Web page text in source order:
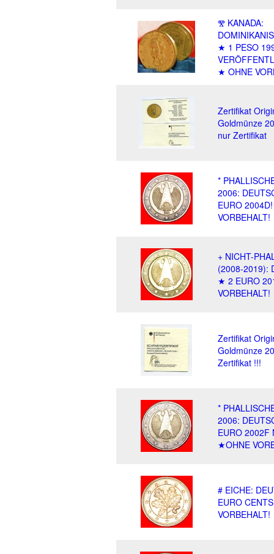
Ⰺ KANADA:
★ 1 PESO
★ OHNE
Zertifikat
Goldmünze
nur Zertifikat
*
2006:
EURO
VORBEHALT!
+ NICHT-
(2008-2019):
★ 2 EURO
VORBEHALT!
Zertifikat
Goldmünze
Zertifikat !!!
*
2006:
EURO 2002F
★OHNE
# EICHE:
EURO
VORBEHALT!